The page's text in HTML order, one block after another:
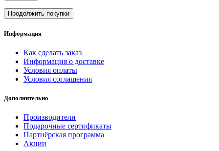
Продолжить покупки
Информация
Как сделать заказ
Информация о доставке
Условия оплаты
Условия соглашения
Дополнительно
Производители
Подарочные сертификаты
Партнёрская программа
Акции